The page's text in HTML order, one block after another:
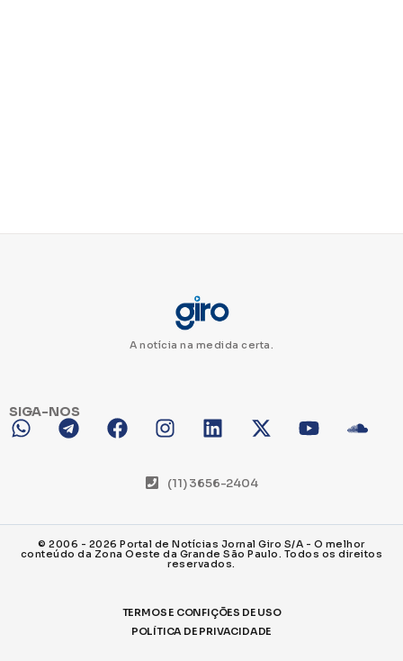
A notícia na medida certa.
SIGA-NOS
(11) 3656-2404
© 2006 - 2026 Portal de Notícias Jornal Giro S/A - O melhor
conteúdo da Zona Oeste da Grande São Paulo. Todos os direitos
reservados.
TERMOS E CONFIÇÕES DE USO
POLÍTICA DE PRIVACIDADE